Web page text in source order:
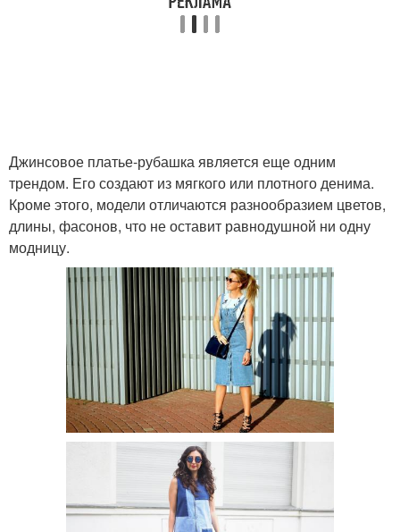
Джинсовое платье-рубашка является еще одним
трендом. Его создают из мягкого или плотного денима.
Кроме этого, модели отличаются разнообразием цветов,
длины, фасонов, что не оставит равнодушной ни одну
модницу.